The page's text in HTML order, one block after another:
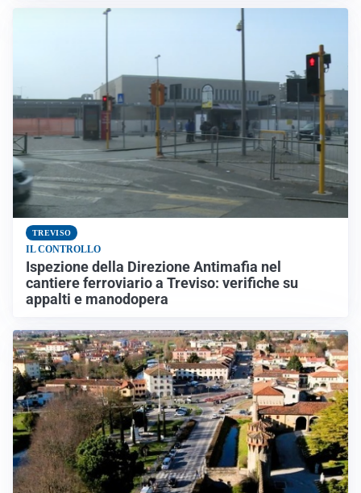
TREVISO
IL CONTROLLO
Ispezione della Direzione Antimafia nel
cantiere ferroviario a Treviso: verifiche su
appalti e manodopera